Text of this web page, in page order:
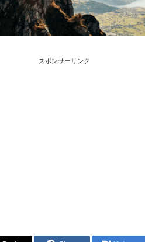
スポンサーリンク